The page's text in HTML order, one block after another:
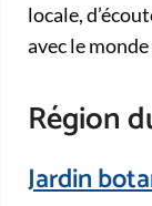
locale,
avec le
Région
Jardin